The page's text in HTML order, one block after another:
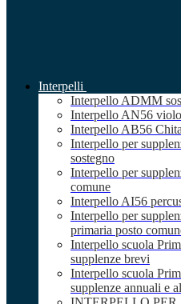
Interpelli
Interpello ADMM
Interpello AN56
Interpello AB56
Interpello per
sostegno
Interpello per
comune
Interpello AI56
Interpello per
primaria posto
Interpello scuola
supplenze brevi
Interpello scuola
supplenze annuali e